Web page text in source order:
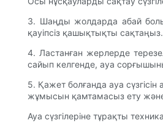
3. Шаңды жолдарда абай
қауіпсіз қашықтықты
4. Ластанған жерлерде
сайып келгенде, ауа
5. Қажет болғанда ауа
жұмысын қамтамасыз ету және
Ауа сүзгілеріне тұрақты